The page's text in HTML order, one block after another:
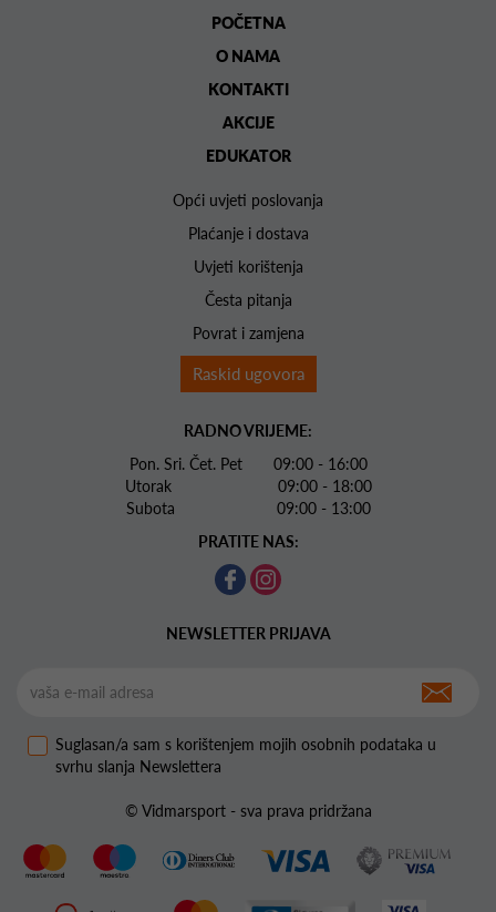
POČETNA
O NAMA
KONTAKTI
AKCIJE
EDUKATOR
Opći uvjeti poslovanja
Plaćanje i dostava
Uvjeti korištenja
Česta pitanja
Povrat i zamjena
Raskid ugovora
RADNO VRIJEME:
Pon. Sri. Čet. Pet 09:00 - 16:00
Utorak 09:00 - 18:00
Subota 09:00 - 13:00
PRATITE NAS:
NEWSLETTER PRIJAVA
Suglasan/a sam s korištenjem mojih osobnih podataka u
svrhu slanja Newslettera
© Vidmarsport - sva prava pridržana